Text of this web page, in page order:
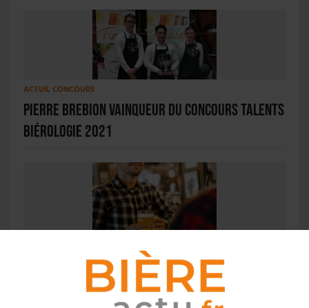
ACTUS, CONCOURS
Pierre Brebion vainqueur du Concours Talents
Biérologie 2021
La Moisson des Brasseurs fête ses 15 ans